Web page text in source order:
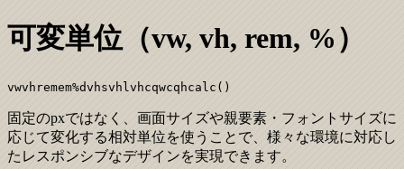
可変単位（vw, vh, rem, %）
vwvh remem%dvhsvh lvhcqwcqhcalc()
固定のpxではなく、画面サイズや親要素・フォントサイズに
応じて変化する相対単位を使うことで、様々な環境に対応し
たレスポンシブなデザインを実現できます。